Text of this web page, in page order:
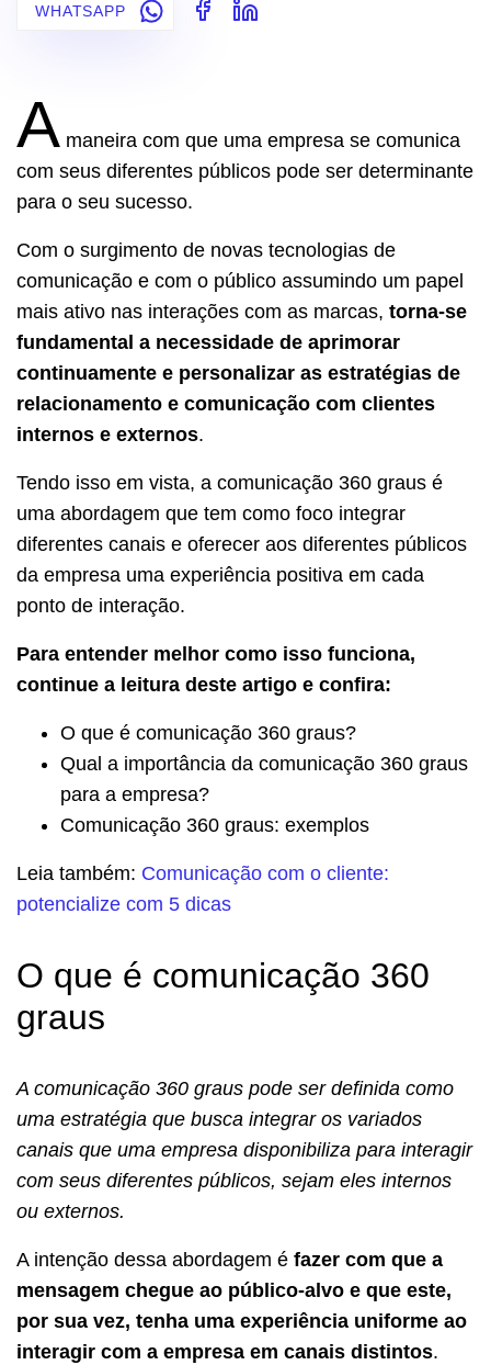
WHATSAPP
A maneira com que uma empresa se comunica
com seus diferentes públicos pode ser determinante
para o seu sucesso.
Com o surgimento de novas tecnologias de
comunicação e com o público assumindo um papel
mais ativo nas interações com as marcas, torna-se
fundamental a necessidade de aprimorar
continuamente e personalizar as estratégias de
relacionamento e comunicação com clientes
internos e externos.
Tendo isso em vista, a comunicação 360 graus é
uma abordagem que tem como foco integrar
diferentes canais e oferecer aos diferentes públicos
da empresa uma experiência positiva em cada
ponto de interação.
Para entender melhor como isso funciona,
continue a leitura deste artigo e confira:
O que é comunicação 360 graus?
Qual a importância da comunicação 360 graus
para a empresa?
Comunicação 360 graus: exemplos
Leia também: Comunicação com o cliente:
potencialize com 5 dicas
O que é comunicação 360
graus
A comunicação 360 graus pode ser definida como
uma estratégia que busca integrar os variados
canais que uma empresa disponibiliza para interagir
com seus diferentes públicos, sejam eles internos
ou externos.
A intenção dessa abordagem é fazer com que a
mensagem chegue ao público-alvo e que este,
por sua vez, tenha uma experiência uniforme ao
interagir com a empresa em canais distintos.